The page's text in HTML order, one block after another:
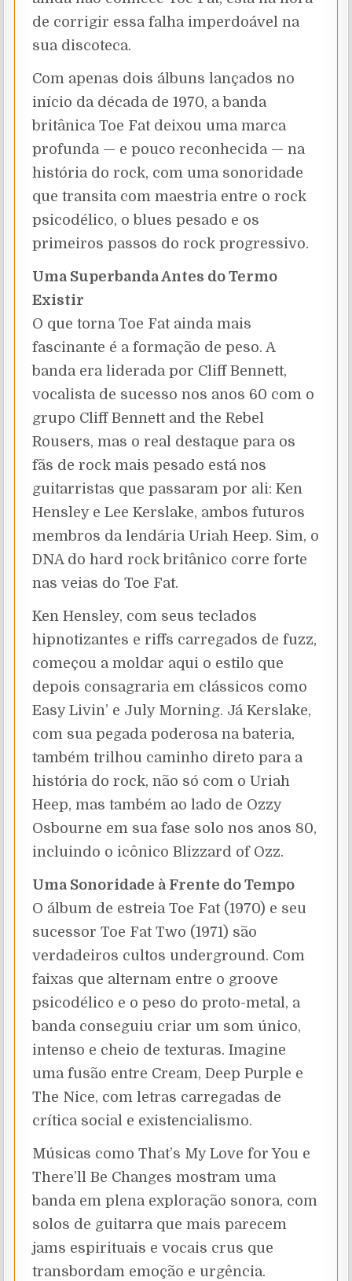
de corrigir essa falha imperdoável na
sua discoteca.
Com apenas dois álbuns lançados no
início da década de 1970, a banda
britânica Toe Fat deixou uma marca
profunda — e pouco reconhecida — na
história do rock, com uma sonoridade
que transita com maestria entre o rock
psicodélico, o blues pesado e os
primeiros passos do rock progressivo.
Uma Superbanda Antes do Termo
Existir
O que torna Toe Fat ainda mais
fascinante é a formação de peso. A
banda era liderada por Cliff Bennett,
vocalista de sucesso nos anos 60 com o
grupo Cliff Bennett and the Rebel
Rousers, mas o real destaque para os
fãs de rock mais pesado está nos
guitarristas que passaram por ali: Ken
Hensley e Lee Kerslake, ambos futuros
membros da lendária Uriah Heep. Sim, o
DNA do hard rock britânico corre forte
nas veias do Toe Fat.
Ken Hensley, com seus teclados
hipnotizantes e riffs carregados de fuzz,
começou a moldar aqui o estilo que
depois consagraria em clássicos como
Easy Livin’ e July Morning. Já Kerslake,
com sua pegada poderosa na bateria,
também trilhou caminho direto para a
história do rock, não só com o Uriah
Heep, mas também ao lado de Ozzy
Osbourne em sua fase solo nos anos 80,
incluindo o icônico Blizzard of Ozz.
Uma Sonoridade à Frente do Tempo
O álbum de estreia Toe Fat (1970) e seu
sucessor Toe Fat Two (1971) são
verdadeiros cultos underground. Com
faixas que alternam entre o groove
psicodélico e o peso do proto-metal, a
banda conseguiu criar um som único,
intenso e cheio de texturas. Imagine
uma fusão entre Cream, Deep Purple e
The Nice, com letras carregadas de
crítica social e existencialismo.
Músicas como That’s My Love for You e
There’ll Be Changes mostram uma
banda em plena exploração sonora, com
solos de guitarra que mais parecem
jams espirituais e vocais crus que
transbordam emoção e urgência.